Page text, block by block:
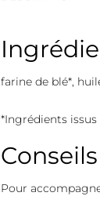
farine de blé*,
*Ingrédients
Pour